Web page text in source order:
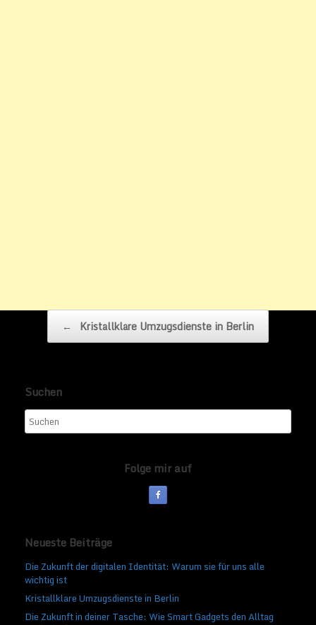
Beitragsnavigation
← Kristallklare Umzugsdienste in Berlin
Suchen
Folge mir auf
Neueste Beiträge
Die Zukunft der digitalen Identität: Warum sie für uns alle
wichtig ist
Kristallklare Umzugsdienste in Berlin
Die Zukunft in deiner Tasche: Wie Smart Gadgets den Alltag